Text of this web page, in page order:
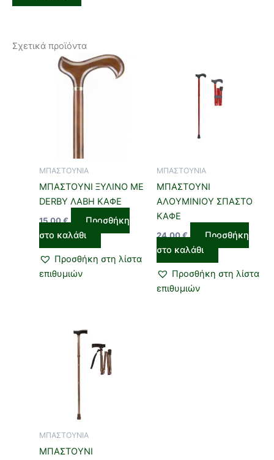
Σχετικά προϊόντα
ΜΠΑΣΤΟΥΝΙΑ
ΜΠΑΣΤΟΥΝΙ ΞΥΛΙΝΟ ΜΕ
DERBY ΛΑΒΗ ΚΑΦΕ
15,00€
Προσθήκη
στο καλάθι
Προσθήκη στη λίστα
επιθυμιών
ΜΠΑΣΤΟΥΝΙΑ
ΜΠΑΣΤΟΥΝΙ
ΑΛΟΥΜΙΝΙΟΥ ΣΠΑΣΤΟ
ΚΑΦΕ
24,00€
Προσθήκη
στο καλάθι
Προσθήκη στη λίστα
επιθυμιών
ΜΠΑΣΤΟΥΝΙΑ
ΜΠΑΣΤΟΥΝΙ